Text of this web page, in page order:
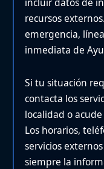
recursos
emergencia,
inmediata de
Si tu situación
contacta los
localidad o
Los horarios,
servicios
siempre la